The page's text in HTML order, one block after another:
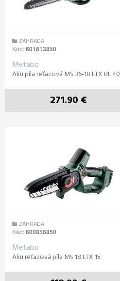
ZÁHRADA
Kód:601613850
Metabo
Aku píla reťazová MS 36-18 LTX BL 40
271.90 €
ZÁHRADA
Kód:600856850
Metabo
Aku reťazová píla MS 18 LTX 15